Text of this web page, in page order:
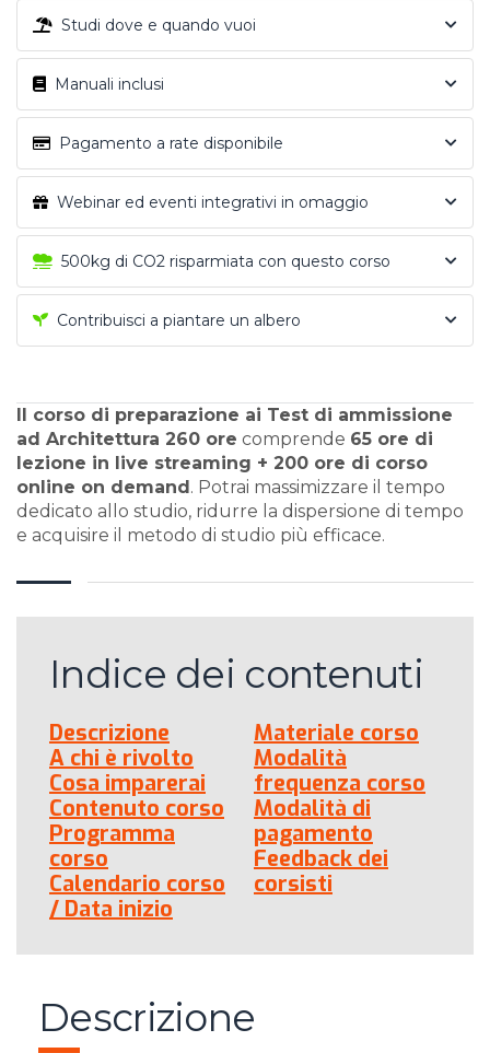
Studi dove e quando vuoi
Manuali inclusi
Pagamento a rate disponibile
Webinar ed eventi integrativi in omaggio
500kg di CO2 risparmiata con questo corso
Contribuisci a piantare un albero
Il corso di preparazione ai Test di ammissione
ad Architettura 260 ore comprende 65 ore di
lezione in live streaming + 200 ore di corso
online on demand . Potrai massimizzare il tempo
dedicato allo studio, ridurre la dispersione di tempo
e acquisire il metodo di studio più efficace.
Indice dei contenuti
Descrizione
A chi è rivolto
Cosa imparerai
Contenuto corso
Programma
corso
Calendario corso
/ Data inizio
Materiale corso
Modalità
frequenza corso
Modalità di
pagamento
Feedback dei
corsisti
Descrizione